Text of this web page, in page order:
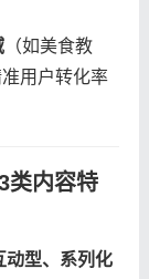
​（如美食教
用户转化率
类内容特
动型、系列化